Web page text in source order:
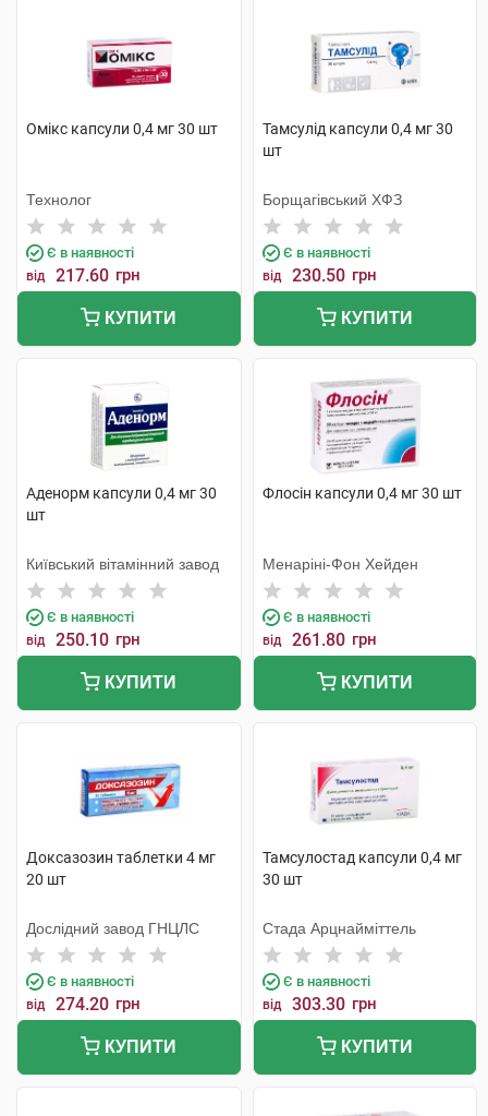
Омікс капсули 0,4 мг 30 шт
Технолог
Є в наявності
від 217.60 грн
КУПИТИ
Тамсулід капсули 0,4 мг 30
шт
Борщагівський ХФЗ
Є в наявності
від 230.50 грн
КУПИТИ
Аденорм капсули 0,4 мг 30
шт
Київський вітамінний завод
Є в наявності
від 250.10 грн
КУПИТИ
Флосін капсули 0,4 мг 30 шт
Менаріні-Фон Хейден
Є в наявності
від 261.80 грн
КУПИТИ
Доксазозин таблетки 4 мг
20 шт
Дослідний завод ГНЦЛС
Є в наявності
від 274.20 грн
КУПИТИ
Тамсулостад капсули 0,4 мг
30 шт
Стада Арцнайміттель
Є в наявності
від 303.30 грн
КУПИТИ